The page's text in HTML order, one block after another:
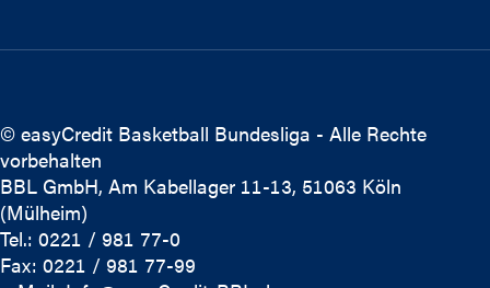
© easyCredit Basketball Bundesliga - Alle Rechte
vorbehalten
BBL GmbH, Am Kabellager 11-13, 51063 Köln
(Mülheim)
Tel.: 0221 / 981 77-0
Fax: 0221 / 981 77-99